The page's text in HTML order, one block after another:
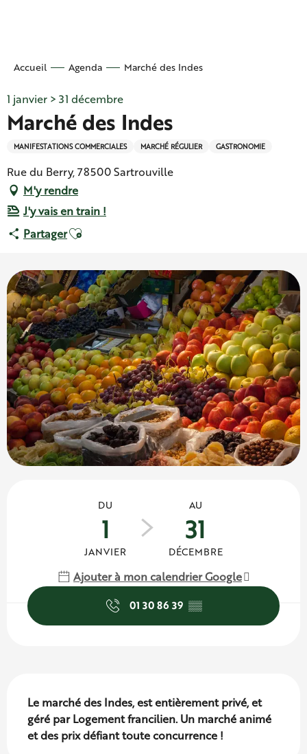
Accueil Agenda Marché des Indes
1 janvier > 31 décembre
Marché des Indes
MANIFESTATIONS COMMERCIALES MARCHÉ RÉGULIER GASTRONOMIE
Rue du Berry, 78500 Sartrouville
M'y rendre
J'y vais en train !
PartagerAjouter aux favoris
Ouverture et coordonnées
DU
1
JANVIER
AU
31
DÉCEMBRE
Ajouter à mon calendrier Google
01 30 86 39 ▒▒
Description
Le marché des Indes, est entièrement privé, et
géré par Logement francilien. Un marché animé
et des prix défiant toute concurrence !